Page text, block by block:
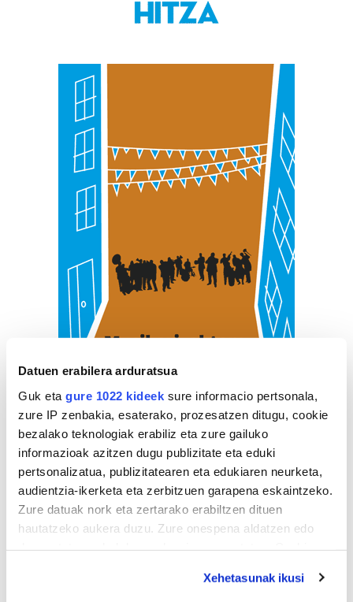
Datuen erabilera arduratsua
Guk eta gure 1022 kideek sure informacio pertsonala,
zure IP zenbakia, esaterako, prozesatzen ditugu, cookie
bezalako teknologiak erabiliz eta zure gailuko
informazioak azitzen dugu publizitate eta eduki
pertsonalizatua, publizitatearen eta edukiaren neurketa,
audientzia-ikerketa eta zerbitzuen garapena eskaintzeko.
Zure datuak nork eta zertarako erabiltzen dituen
hautatzeko aukera duzu. Zure onespena aldatzen edo
Xehetasunak ikusi
ZERBITZU GIDA